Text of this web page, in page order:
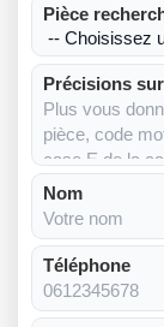
Pièce
Précisions
Nom
Téléphone